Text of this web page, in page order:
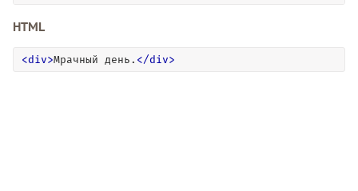
HTML
<div>Мрачный день. </div>